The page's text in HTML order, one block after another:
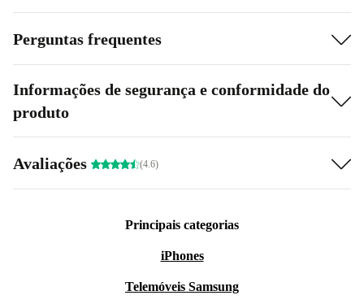
Perguntas frequentes
Informações de segurança e conformidade do
produto
Avaliações (4.6)
Principais categorias
iPhones
Telemóveis Samsung